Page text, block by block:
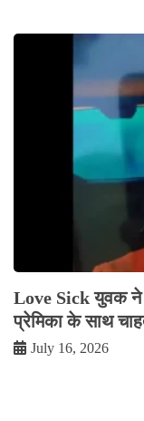
Love Sick युवक ने
प्रेमिका के साथ
July 16, 2026